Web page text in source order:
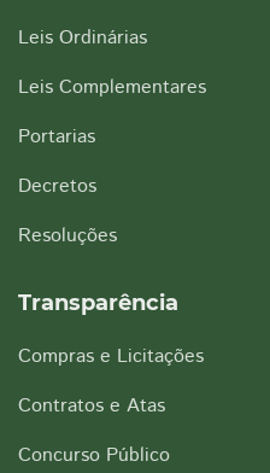
Leis Ordinárias
Leis Complementares
Portarias
Decretos
Resoluções
Transparência
Compras e Licitações
Contratos e Atas
Concurso Público